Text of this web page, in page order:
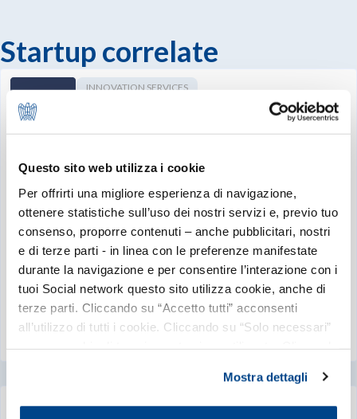
Questo sito web utilizza i cookie
Per offrirti una migliore esperienza di navigazione,
ottenere statistiche sull’uso dei nostri servizi e, previo tuo
consenso, proporre contenuti – anche pubblicitari, nostri
e di terze parti - in linea con le preferenze manifestate
durante la navigazione e per consentire l’interazione con i
tuoi Social network questo sito utilizza cookie, anche di
terze parti. Cliccando su “Accetto tutti” acconsenti
all’utilizzo di tutti i cookie. Cliccando su “Solo necessari”
propria volontà in relazione a ciascuna categoria di
cookie del sito. Per ulteriori informazioni consulta la
Mostra dettagli
Startup correlate
INNOVATION SERVICES
Ricerca e selezione del personale.
INNOVATION SERVICES